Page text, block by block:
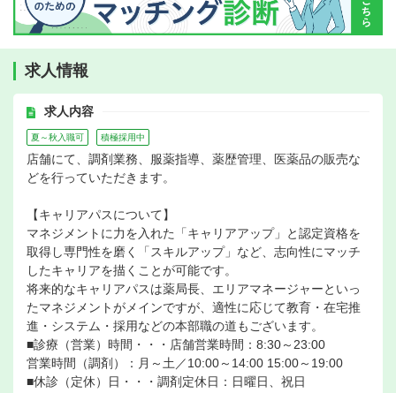
求人情報
求人内容
夏～秋入職可 積極採用中
店舗にて、調剤業務、服薬指導、薬歴管理、医薬品の販売な
どを行っていただきます。
【キャリアパスについて】
マネジメントに力を入れた「キャリアアップ」と認定資格を
取得し専門性を磨く「スキルアップ」など、志向性にマッチ
したキャリアを描くことが可能です。
将来的なキャリアパスは薬局長、エリアマネージャーといっ
たマネジメントがメインですが、適性に応じて教育・在宅推
進・システム・採用などの本部職の道もございます。
■診療（営業）時間・・・店舗営業時間：8:30～23:00
営業時間（調剤）：月～土／10:00～14:00 15:00～19:00
■休診（定休）日・・・調剤定休日：日曜日、祝日